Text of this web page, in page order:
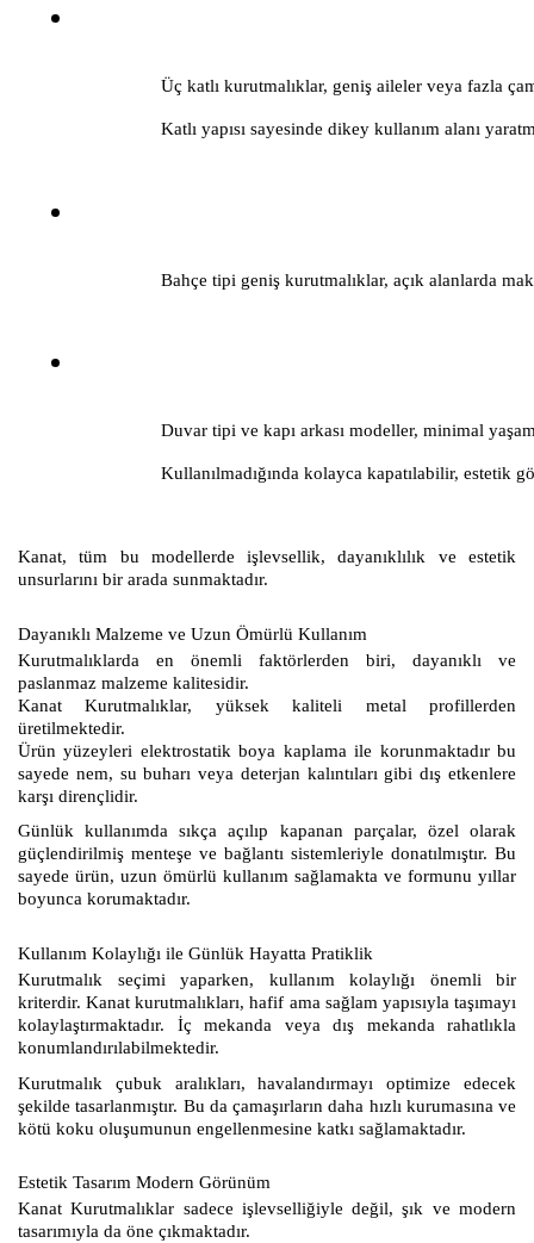
Üç katlı kurutmalıklar, geniş aileler veya fazla
Katlı yapısı sayesinde dikey kullanım alanı
Bahçe tipi geniş kurutmalıklar, açık alanlarda
Duvar tipi ve kapı arkası modeller, minimal
Kullanılmadığında kolayca kapatılabilir, estetik
Kanat, tüm bu modellerde işlevsellik, dayanıklılık ve estetik
unsurlarını bir arada sunmaktadır.
Dayanıklı Malzeme ve Uzun Ömürlü Kullanım
Kurutmalıklarda en önemli faktörlerden biri, dayanıklı ve
paslanmaz malzeme kalitesidir.
Kanat Kurutmalıklar, yüksek kaliteli metal profillerden
üretilmektedir.
Ürün yüzeyleri elektrostatik boya kaplama ile korunmaktadır bu
sayede nem, su buharı veya deterjan kalıntıları gibi dış etkenlere
karşı dirençlidir.
Günlük kullanımda sıkça açılıp kapanan parçalar, özel olarak
güçlendirilmiş menteşe ve bağlantı sistemleriyle donatılmıştır. Bu
sayede ürün, uzun ömürlü kullanım sağlamakta ve formunu yıllar
boyunca korumaktadır.
Kullanım Kolaylığı ile Günlük Hayatta Pratiklik
Kurutmalık seçimi yaparken, kullanım kolaylığı önemli bir
kriterdir. Kanat kurutmalıkları, hafif ama sağlam yapısıyla taşımayı
kolaylaştırmaktadır. İç mekanda veya dış mekanda rahatlıkla
konumlandırılabilmektedir.
Kurutmalık çubuk aralıkları, havalandırmayı optimize edecek
şekilde tasarlanmıştır. Bu da çamaşırların daha hızlı kurumasına ve
kötü koku oluşumunun engellenmesine katkı sağlamaktadır.
Estetik Tasarım Modern Görünüm
Kanat Kurutmalıklar sadece işlevselliğiyle değil, şık ve modern
tasarımıyla da öne çıkmaktadır.